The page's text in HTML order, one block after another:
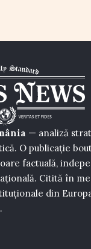
— analiză
O publicație
factuală,
Citită în
din